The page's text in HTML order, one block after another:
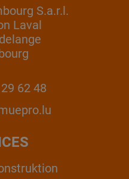
S.a.r.l.
Laval
62 48